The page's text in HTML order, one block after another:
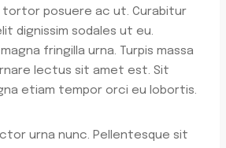
posuere ac ut. Curabitur
dignissim sodales ut eu.
fringilla urna. Turpis massa
lectus sit amet est. Sit
etiam tempor orci eu lobortis.
urna nunc. Pellentesque sit